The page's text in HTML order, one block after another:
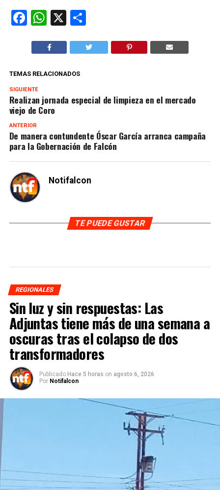
Facebook
WhatsApp
X Compartir
TEMAS RELACIONADOS
SIGUIENTE
Realizan jornada especial de limpieza en el mercado
viejo de Coro
ANTERIOR
De manera contundente Óscar García arranca campaña
para la Gobernación de Falcón
Notifalcon
TE PUEDE GUSTAR
REGIONALES
Sin luz y sin respuestas: Las
Adjuntas tiene más de una semana a
oscuras tras el colapso de dos
transformadores
Publicado Hace 5 horas on agosto 6, 2026
Por Notifalcon